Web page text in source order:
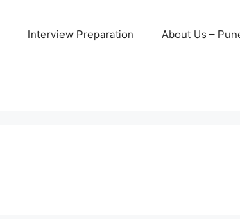
Interview Preparation About Us –